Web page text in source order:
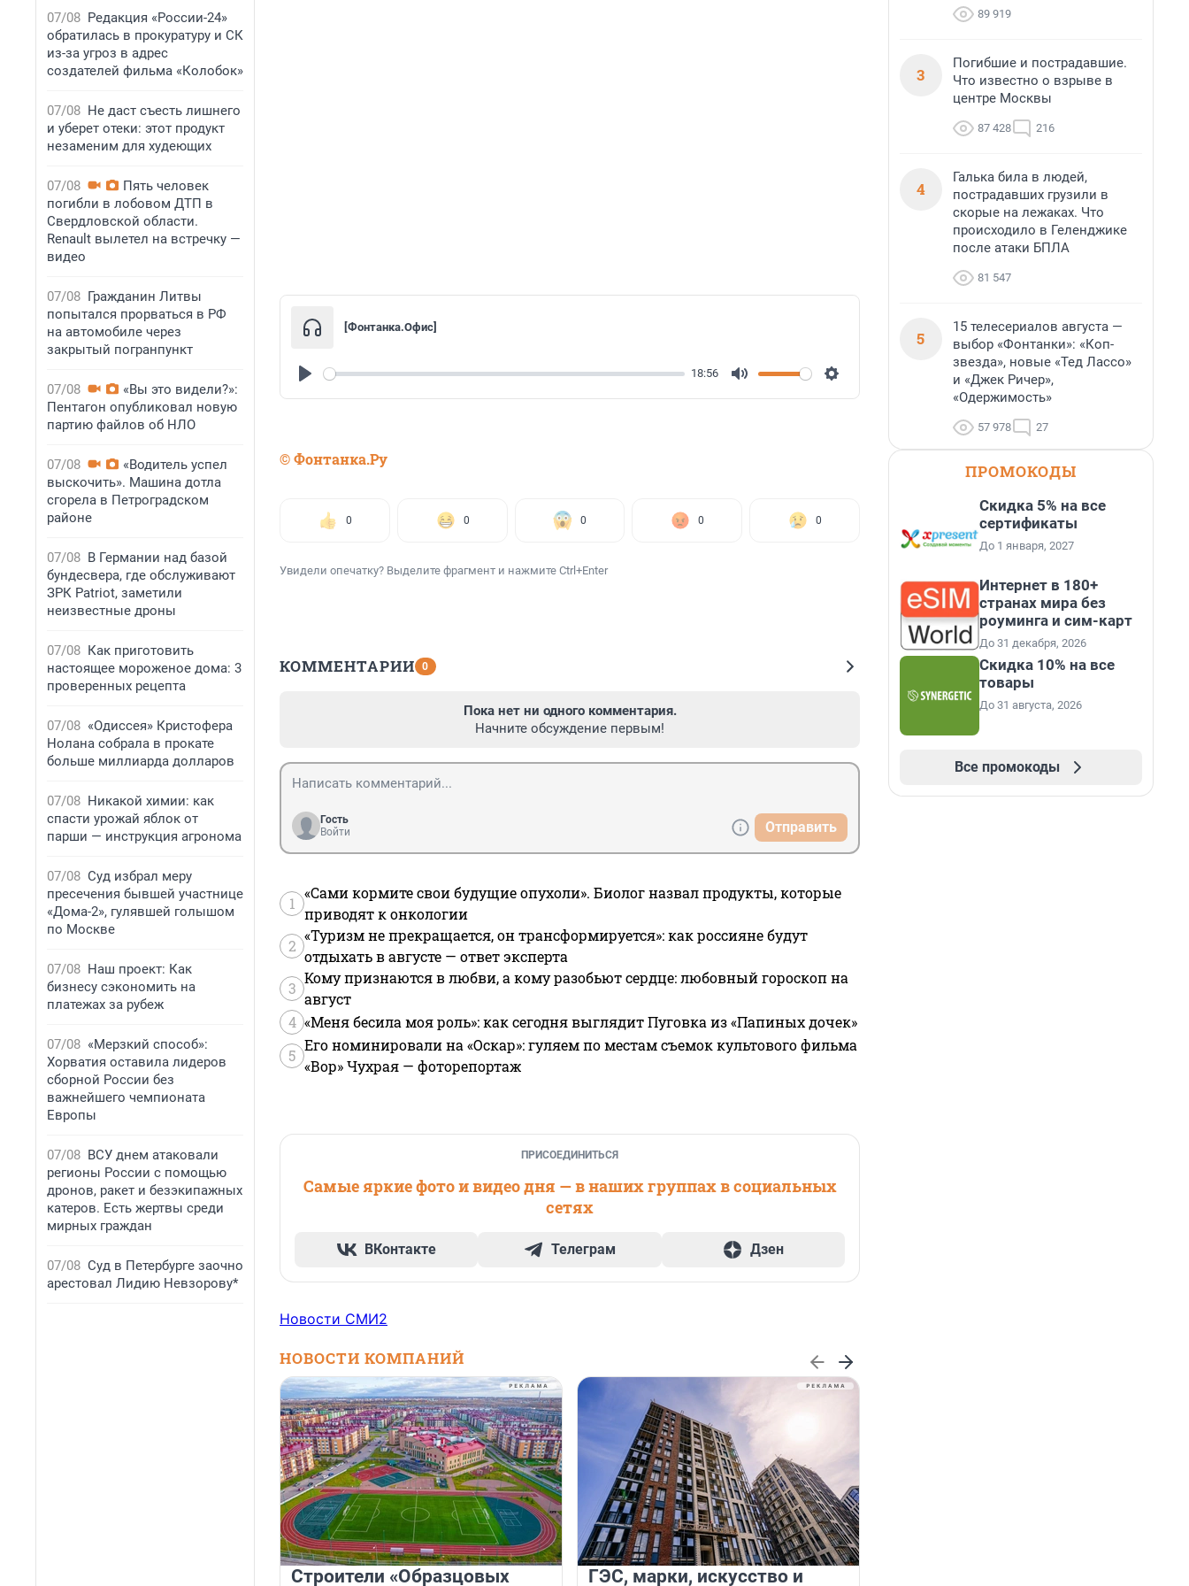
07/08 Редакция «России-24»
обратилась в прокуратуру и СК
из-за угроз в адрес
создателей фильма «Колобок»
07/08 Не даст съесть лишнего
и уберет отеки: этот продукт
незаменим для худеющих
07/08
Пять человек
погибли в лобовом ДТП в
Свердловской области.
Renault вылетел на встречку —
видео
07/08 Гражданин Литвы
попытался прорваться в РФ
на автомобиле через
закрытый погранпункт
07/08
«Вы это видели?»:
Пентагон опубликовал новую
партию файлов об НЛО
07/08
«Водитель успел
выскочить». Машина дотла
сгорела в Петроградском
районе
07/08 В Германии над базой
бундесвера, где обслуживают
ЗРК Patriot, заметили
неизвестные дроны
07/08 Как приготовить
настоящее мороженое дома: 3
проверенных рецепта
07/08 «Одиссея» Кристофера
Нолана собрала в прокате
больше миллиарда долларов
07/08 Никакой химии: как
спасти урожай яблок от
парши — инструкция агронома
07/08 Суд избрал меру
пресечения бывшей участнице
«Дома-2», гулявшей голышом
по Москве
07/08 Наш проект: Как
бизнесу сэкономить на
платежах за рубеж
07/08 «Мерзкий способ»:
Хорватия оставила лидеров
сборной России без
важнейшего чемпионата
Европы
07/08 ВСУ днем атаковали
регионы России с помощью
дронов, ракет и безэкипажных
катеров. Есть жертвы среди
мирных граждан
07/08 Суд в Петербурге заочно
арестовал Лидию Невзорову*
[Фонтанка.Офис]
18:56
Settings
© Фонтанка.Ру
0 0 0 0 0
Увидели опечатку? Выделите фрагмент и нажмите Ctrl+Enter
КОММЕНТАРИИ 0
Пока нет ни одного комментария.
Начните обсуждение первым!
Гость
Войти
Отправить
1
«Сами кормите свои будущие опухоли». Биолог назвал продукты, которые
приводят к онкологии
2
«Туризм не прекращается, он трансформируется»: как россияне будут
отдыхать в августе — ответ эксперта
3
Кому признаются в любви, а кому разобьют сердце: любовный гороскоп на
август
4 «Меня бесила моя роль»: как сегодня выглядит Пуговка из «Папиных дочек»
5
Его номинировали на «Оскар»: гуляем по местам съемок культового фильма
«Вор» Чухрая — фоторепортаж
ПРИСОЕДИНИТЬСЯ
Самые яркие фото и видео дня — в наших группах в социальных
сетях
ВКонтакте Телеграм Дзен
Новости СМИ2
НОВОСТИ КОМПАНИЙ
Строители «Образцовых ГЭС, марки, искусство и
89 919
3
Погибшие и пострадавшие.
Что известно о взрыве в
центре Москвы
87 428 216
4
Галька била в людей,
пострадавших грузили в
скорые на лежаках. Что
происходило в Геленджике
после атаки БПЛА
81 547
5
15 телесериалов августа —
выбор «Фонтанки»: «Коп-
звезда», новые «Тед Лассо»
и «Джек Ричер»,
«Одержимость»
57 978 27
ПРОМОКОДЫ
Скидка 5% на все
сертификаты
До 1 января, 2027
Интернет в 180+
странах мира без
роуминга и сим-карт
До 31 декабря, 2026
Скидка 10% на все
товары
До 31 августа, 2026
Все промокоды